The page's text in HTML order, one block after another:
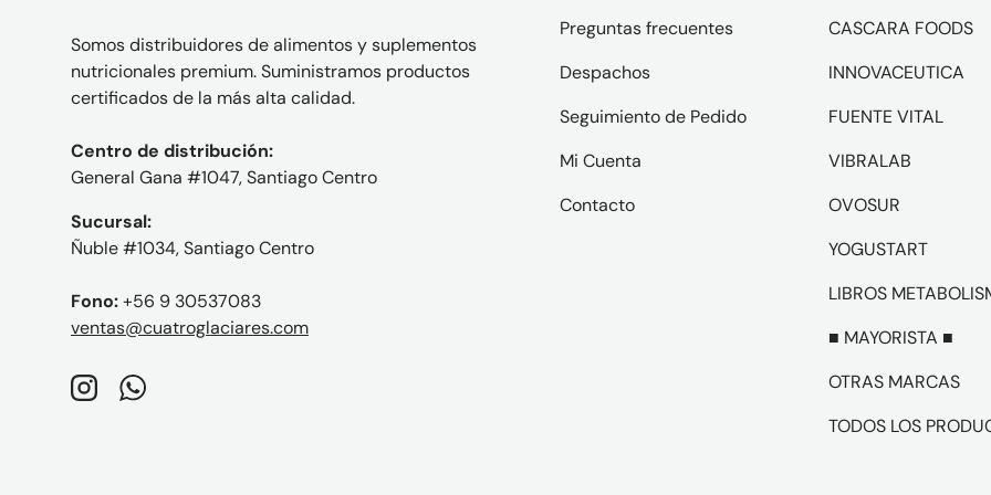
Somos distribuidores de alimentos y suplementos
nutricionales premium. Suministramos productos
certificados de la más alta calidad.
Centro de distribución:
General Gana #1047, Santiago Centro
Sucursal:
Ñuble #1034, Santiago Centro
Fono:+56 9 30537083
ventas@cuatroglaciares.com
InstagramWhatsApp
Preguntas frecuentes
Despachos
Seguimiento de Pedido
Mi Cuenta
Contacto
CASCARA FOODS
INNOVACEUTICA
FUENTE VITAL
VIBRALAB
OVOSUR
YOGUSTART
LIBROS
■ MAYORISTA ■
OTRAS MARCAS
TODOS LOS